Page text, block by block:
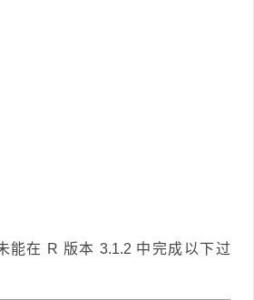
能在 R 版本 3.1.2 中完成以下过